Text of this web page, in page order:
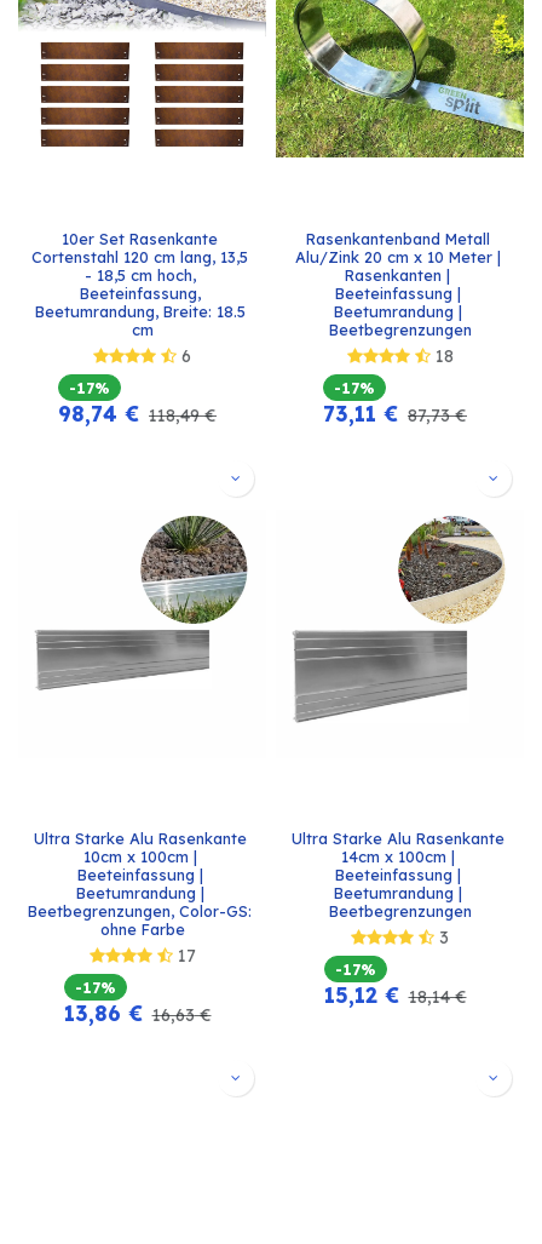
10er Set Rasenkante
Cortenstahl 120 cm lang, 13,5
- 18,5 cm hoch,
Beeteinfassung,
Beetumrandung, Breite: 18.5
cm
6
-17%
98,74 € 118,49€
Rasenkantenband Metall
Alu/Zink 20 cm x 10 Meter |
Rasenkanten |
Beeteinfassung |
Beetumrandung |
Beetbegrenzungen
18
-17%
73,11 € 87,73€
Ultra Starke Alu Rasenkante
10cm x 100cm |
Beeteinfassung |
Beetumrandung |
Beetbegrenzungen, Color-GS:
ohne Farbe
17
-17%
13,86 € 16,63€
Ultra Starke Alu Rasenkante
14cm x 100cm |
Beeteinfassung |
Beetumrandung |
Beetbegrenzungen
3
-17%
15,12€ 18,14€